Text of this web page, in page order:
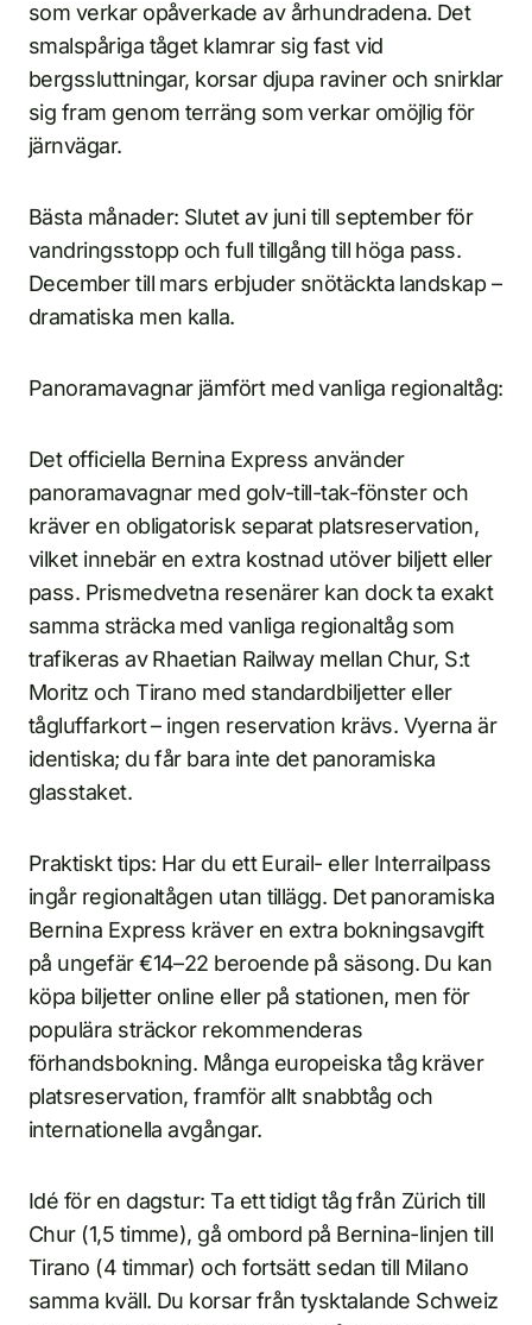
som verkar opåverkade av århundradena. Det
smalspåriga tåget klamrar sig fast vid
bergssluttningar, korsar djupa raviner och snirklar
sig fram genom terräng som verkar omöjlig för
järnvägar.
Bästa månader: Slutet av juni till september för
vandringsstopp och full tillgång till höga pass.
December till mars erbjuder snötäckta landskap –
dramatiska men kalla.
Panoramavagnar jämfört med vanliga regionaltåg:
Det officiella Bernina Express använder
panoramavagnar med golv-till-tak-fönster och
kräver en obligatorisk separat platsreservation,
vilket innebär en extra kostnad utöver biljett eller
pass. Prismedvetna resenärer kan dock ta exakt
samma sträcka med vanliga regionaltåg som
trafikeras av Rhaetian Railway mellan Chur, S:t
Moritz och Tirano med standardbiljetter eller
tågluffarkort – ingen reservation krävs. Vyerna är
identiska; du får bara inte det panoramiska
glasstaket.
Praktiskt tips: Har du ett Eurail- eller Interrailpass
ingår regionaltågen utan tillägg. Det panoramiska
Bernina Express kräver en extra bokningsavgift
på ungefär €14–22 beroende på säsong. Du kan
köpa biljetter online eller på stationen, men för
populära sträckor rekommenderas
förhandsbokning. Många europeiska tåg kräver
platsreservation, framför allt snabbtåg och
internationella avgångar.
Idé för en dagstur: Ta ett tidigt tåg från Zürich till
Chur (1,5 timme), gå ombord på Bernina-linjen till
Tirano (4 timmar) och fortsätt sedan till Milano
samma kväll. Du korsar från tysktalande Schweiz